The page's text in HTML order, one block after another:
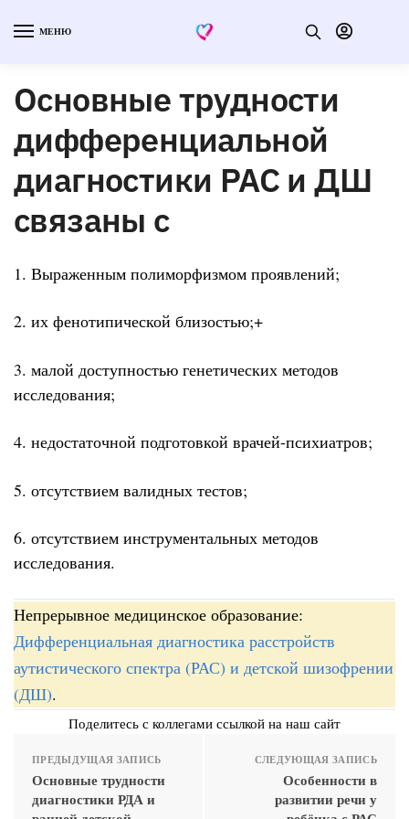
МЕНЮ
Основные трудности
дифференциальной
диагностики РАС и ДШ
связаны с
1. Выраженным полиморфизмом проявлений;
2. их фенотипической близостью;+
3. малой доступностью генетических методов
исследования;
4. недостаточной подготовкой врачей-психиатров;
5. отсутствием валидных тестов;
6. отсутствием инструментальных методов
исследования.
Непрерывное медицинское образование:
Дифференциальная диагностика расстройств
аутистического спектра (РАС) и детской шизофрении
(ДШ).
Поделитесь с коллегами ссылкой на наш сайт
ПРЕДЫДУЩАЯ ЗАПИСЬ
Основные трудности
диагностики РДА и
СЛЕДУЮЩАЯ ЗАПИСЬ
Особенности в
развитии речи у